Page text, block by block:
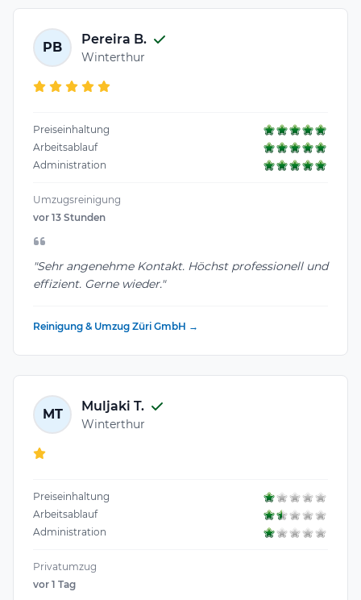
PB
Pereira B.
Winterthur
Preiseinhaltung
Arbeitsablauf
Administration
Umzugsreinigung
vor 13 Stunden
"Sehr angenehme Kontakt. Höchst professionell und
effizient. Gerne wieder."
Reinigung & Umzug Züri GmbH →
MT
Muljaki T.
Winterthur
Preiseinhaltung
Arbeitsablauf
Administration
Privatumzug
vor 1 Tag